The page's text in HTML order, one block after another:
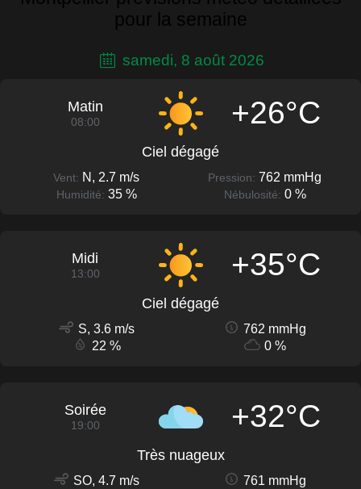
pour la semaine
samedi, 8 août 2026
Matin
08:00 +26°C
Ciel dégagé
Vent: N, 2.7 m/s Pression: 762 mmHg
Humidité: 35 % Nébulosité: 0 %
Midi
13:00 +35°C
Ciel dégagé
S, 3.6 m/s
762 mmHg
22 %
0 %
Soirée
19:00 +32°C
Très nuageux
SO, 4.7 m/s
761 mmHg